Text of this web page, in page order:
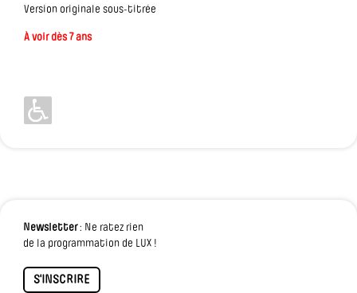
Version originale sous-titrée
À voir dès 7 ans
Newsletter: Ne ratez rien
de la programmation de LUX !
S'INSCRIRE